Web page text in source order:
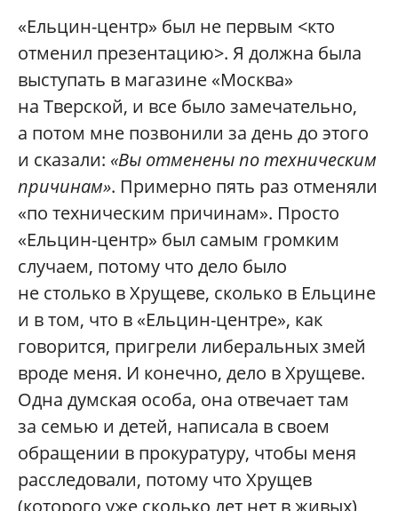
«Ельцин-центр» был не первым <кто
отменил презентацию>. Я должна была
выступать в магазине «Москва»
на Тверской, и все было замечательно,
а потом мне позвонили за день до этого
и сказали: «Вы отменены по техническим
причинам». Примерно пять раз отменяли
«по техническим причинам». Просто
«Ельцин-центр» был самым громким
случаем, потому что дело было
не столько в Хрущеве, сколько в Ельцине
и в том, что в «Ельцин-центре», как
говорится, пригрели либеральных змей
вроде меня. И конечно, дело в Хрущеве.
Одна думская особа, она отвечает там
за семью и детей, написала в своем
обращении в прокуратуру, чтобы меня
расследовали, потому что Хрущев